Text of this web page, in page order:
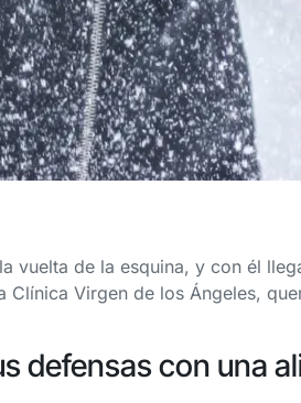
vuelta de la esquina, y con él
Clínica Virgen de los Ángeles,
defensas con una